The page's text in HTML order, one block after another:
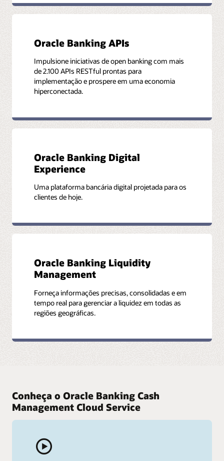
Oracle Banking APIs
Impulsione iniciativas de open banking com mais
de 2.100 APIs RESTful prontas para
implementação e prospere em uma economia
hiperconectada.
Oracle Banking Digital
Experience
Uma plataforma bancária digital projetada para os
clientes de hoje.
Oracle Banking Liquidity
Management
Forneça informações precisas, consolidadas e em
tempo real para gerenciar a liquidez em todas as
regiões geográficas.
Conheça o Oracle Banking Cash
Management Cloud Service